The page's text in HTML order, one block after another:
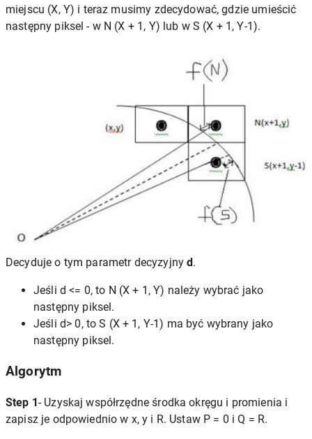
miejscu (X, Y) i teraz musimy zdecydować, gdzie umieścić
następny piksel - w N (X + 1, Y) lub w S (X + 1, Y-1).
Decyduje o tym parametr decyzyjnyd.
Jeśli d <= 0, to N (X + 1, Y) należy wybrać jako
następny piksel.
Jeśli d> 0, to S (X + 1, Y-1) ma być wybrany jako
następny piksel.
Algorytm
Step 1- Uzyskaj współrzędne środka okręgu i promienia i
zapisz je odpowiednio w x, y i R. Ustaw P = 0 i Q = R.